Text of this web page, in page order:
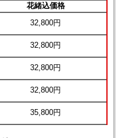
花緒込価格
32,800円
32,800円
32,800円
32,800円
35,800円